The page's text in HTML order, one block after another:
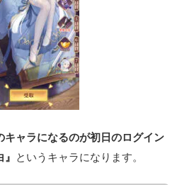
キャラになるのが初日のログイン
というキャラになります。